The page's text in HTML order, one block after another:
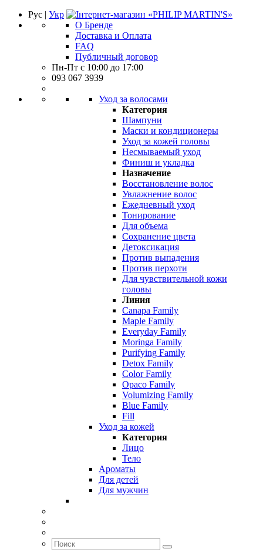
Рус | Укр
О Бренде
Доставка и Оплата
FAQ
Публичный договор
Пн-Пт с 10:00 до 17:00
093 067 3939
Уход за волосами
Категория
Шампуни
Маски и кондиционеры
Уход за кожей головы
Несмываемый уход
Финиш и укладка
Назначение
Восстановление волос
Увлажнение волос
Ежедневный уход
Тонирование
Для объема
Сохранение цвета
Детоксикация
Против выпадения
Против перхоти
Для чувствительной кожи
головы
Линия
Canapa Family
Maple Family
Everyday Family
Moringa Family
Purifying Family
Detox Family
Color Family
Opaco Family
Volumizing Family
Blue Family
Fill
Уход за кожей
Категория
Лицо
Тело
Ароматы
Для детей
Для мужчин